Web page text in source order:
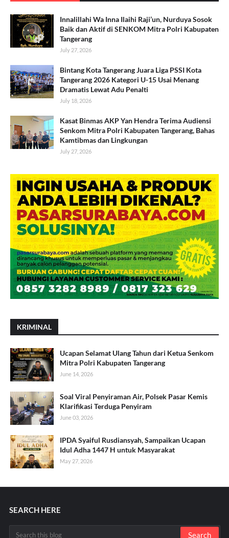
Innalillahi Wa Inna Ilaihi Raji’un, Nurduya Sosok
Baik dan Aktif di SENKOM Mitra Polri Kabupaten
Tangerang
July 27, 2026
Bintang Kota Tangerang Juara Liga PSSI Kota
Tangerang 2026 Kategori U-15 Usai Menang
Dramatis Lewat Adu Penalti
July 18, 2026
Kasat Binmas AKP Yan Hendra Terima Audiensi
Senkom Mitra Polri Kabupaten Tangerang, Bahas
Kamtibmas dan Lingkungan
July 27, 2026
KRIMINAL
Ucapan Selamat Ulang Tahun dari Ketua Senkom
Mitra Polri Kabupaten Tangerang
June 14, 2026
Soal Viral Penyiraman Air, Polsek Pasar Kemis
Klarifikasi Terduga Penyiram
June 03, 2026
IPDA Syaiful Rusdiansyah, Sampaikan Ucapan
Idul Adha 1447 H untuk Masyarakat
May 27, 2026
SEARCH HERE